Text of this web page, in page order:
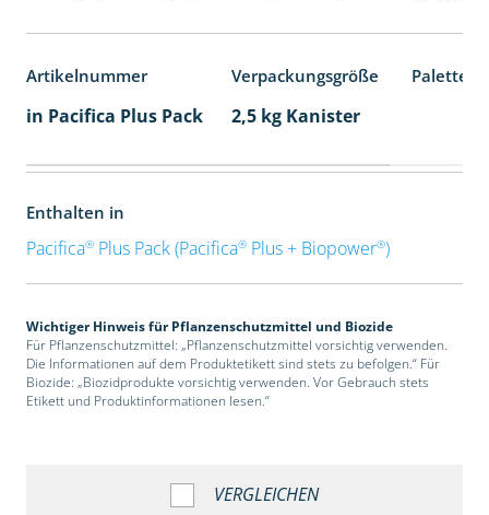
Artikelnummer Verpackungsgröße
in Pacifica Plus Pack 2,5 kg Kanister
Enthalten in
Pacifica®Plus Pack (Pacifica®Plus + Biopower®)
Wichtiger Hinweis für Pflanzenschutzmittel und Biozide
Für Pflanzenschutzmittel: „Pflanzenschutzmittel vorsichtig verwenden.
Die Informationen auf dem Produktetikett sind stets zu befolgen.“ Für
Biozide: „Biozidprodukte vorsichtig verwenden. Vor Gebrauch stets
Etikett und Produktinformationen lesen.“
VERGLEICHEN